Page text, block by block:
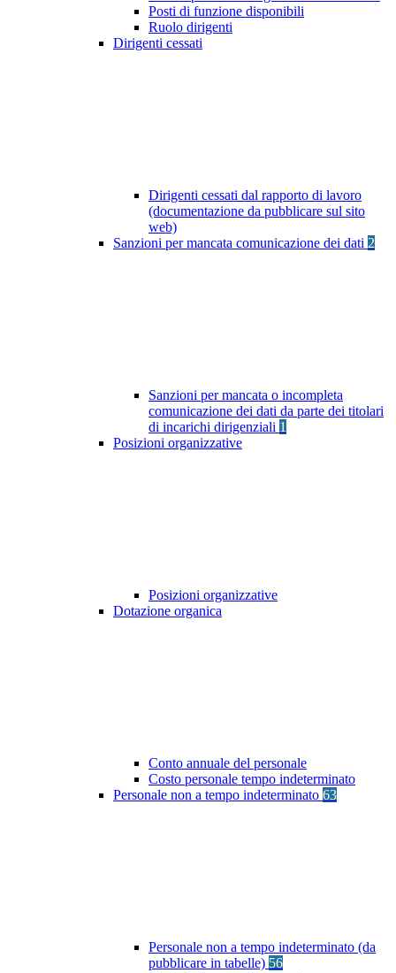
Posti di funzione disponibili
Ruolo dirigenti
Dirigenti cessati
Dirigenti cessati dal rapporto di lavoro
(documentazione da pubblicare sul sito
web)
Sanzioni per mancata comunicazione dei dati 2
Sanzioni per mancata o incompleta
comunicazione dei dati da parte dei titolari
di incarichi dirigenziali 1
Posizioni organizzative
Posizioni organizzative
Dotazione organica
Conto annuale del personale
Costo personale tempo indeterminato
Personale non a tempo indeterminato 63
Personale non a tempo indeterminato (da
pubblicare in tabelle) 56